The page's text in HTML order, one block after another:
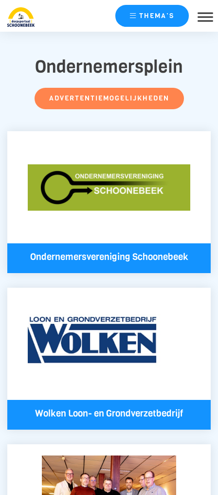
THEMA’S
Ondernemersplein
ADVERTENTIEMOGELIJKHEDEN
Ondernemersvereniging Schoonebeek
Wolken Loon- en Grondverzetbedrijf